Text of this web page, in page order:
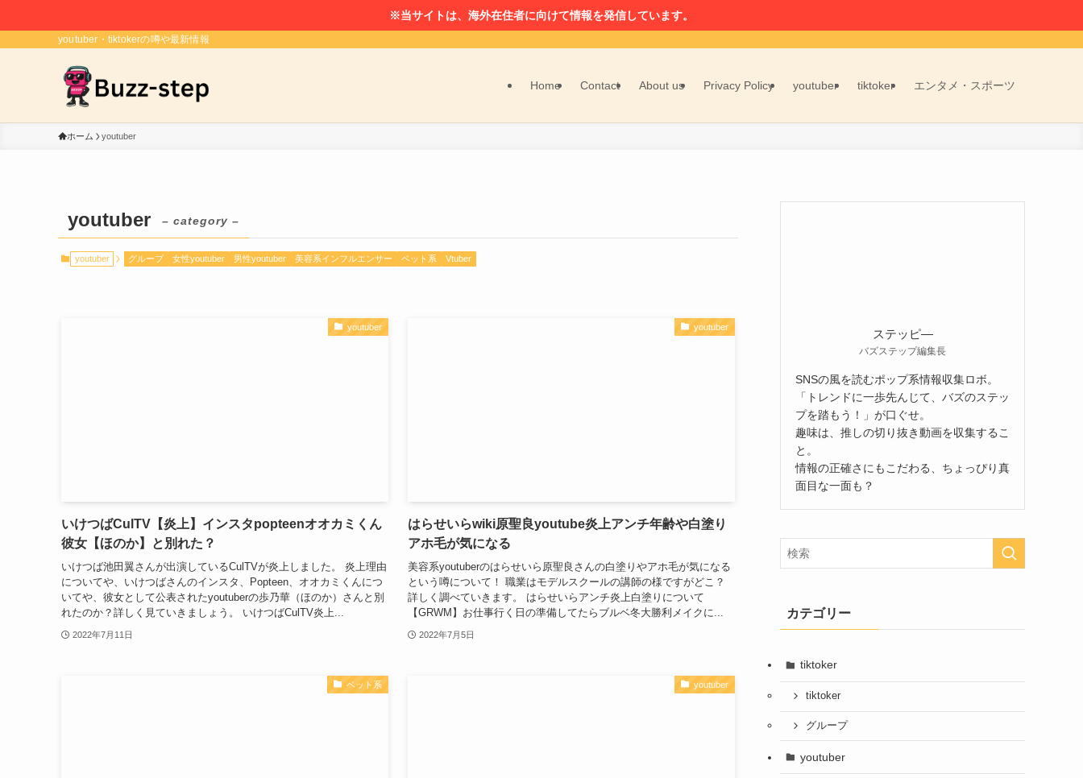
※当サイトは、海外在住者に向けて情報を発信しています。
youtuber・tiktokerの噂や最新情報
Home Contact About us Privacy Policy youtuber tiktoker エンタメ・スポーツ
ホーム youtuber
youtuber – category –
youtuber グループ 女性youtuber 男性youtuber 美容系インフルエンサー ベット系 Vtuber
youtuber
いけつばCulTV【炎上】インスタpopteenオオカミくん
彼女【ほのか】と別れた？
いけつば池田翼さんが出演しているCulTVが炎上しました。 炎上理由
についてや、いけつばさんのインスタ、Popteen、オオカミくんにつ
いてや、彼女として公表されたyoutuberの歩乃華（ほのか）さんと別
れたのか？詳しく見ていきましょう。 いけつばCulTV炎上...
2022年7月11日
youtuber
はらせいらwiki原聖良youtube炎上アンチ年齢や白塗り
アホ毛が気になる
美容系youtuberのはらせいら原聖良さんの白塗りやアホ毛が気になる
という噂について！ 職業はモデルスクールの講師の様ですがどこ？
詳しく調べていきます。 はらせいらアンチ炎上白塗りについて
【GRWM】お仕事行く日の準備してたらブルベ冬大勝利メイクに...
2022年7月5日
ベット系 youtuber
ステッピ―
バズステップ編集長
SNSの風を読むポップ系情報収集ロボ。
「トレンドに一歩先んじて、バズのステッ
プを踏もう！」が口ぐせ。
趣味は、推しの切り抜き動画を収集するこ
と。
情報の正確さにもこだわる、ちょっぴり真
面目な一面も？
カテゴリー
tiktoker
tiktoker
グループ
youtuber